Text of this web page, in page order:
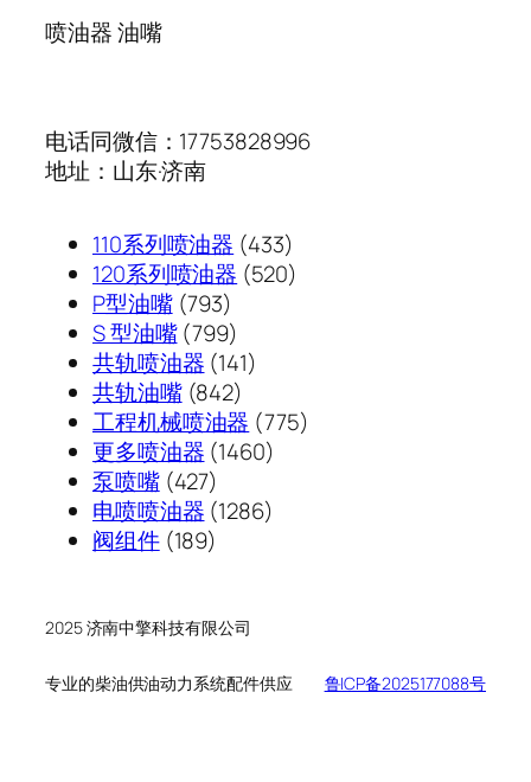
喷油器 油嘴
电话同微信：17753828996
地址：山东·济南
110系列喷油器 433433
个
120系列喷油器 520520
P型油嘴 793793
个
产
品
S 型油嘴 799799
个
产
品
共轨喷油器 141141
产
品
共轨油嘴 842842
个
产
工程机械喷油器 775775
更多喷油器 14601460
产
泵喷嘴 427427
个
产
电喷喷油器 12861286
阀组件 189189
品
2025 济南中擎科技有限公司
专业的柴油供油动力系统配件供应 鲁ICP备2025177088号